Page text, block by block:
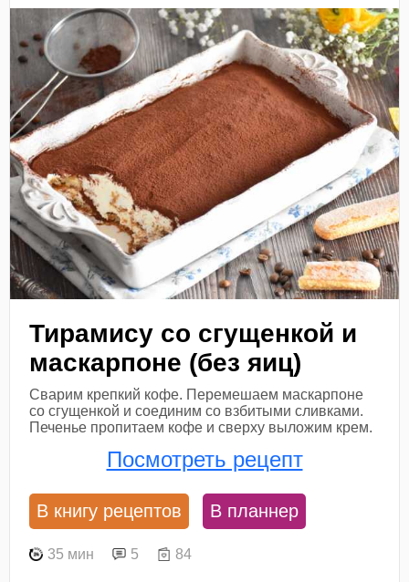
Тирамису со сгущенкой и
маскарпоне (без яиц)
Сварим крепкий кофе. Перемешаем маскарпоне
со сгущенкой и соединим со взбитыми сливками.
Печенье пропитаем кофе и сверху выложим крем.
Посмотреть рецепт
В книгу рецептов В планнер
35 мин 5 84